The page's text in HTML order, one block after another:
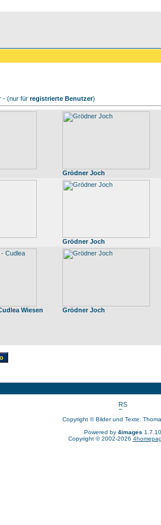
- (nur für registrierte Benutzer)
Grödner Joch
Grödner Joch
Wiesen Grödner Joch
Copyright © Bilder und Texte:
Powered by 4images 1.7.10
Copyright © 2002-2026